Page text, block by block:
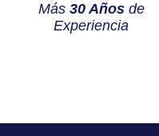
Más 30 Añosde
Experiencia